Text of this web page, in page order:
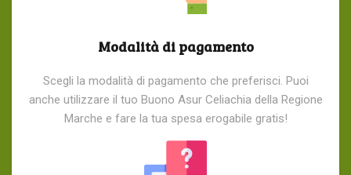
Modalità di pagamento
Scegli la modalità di pagamento che preferisci. Puoi
anche utilizzare il tuo Buono Asur Celiachia della Regione
Marche e fare la tua spesa erogabile gratis!